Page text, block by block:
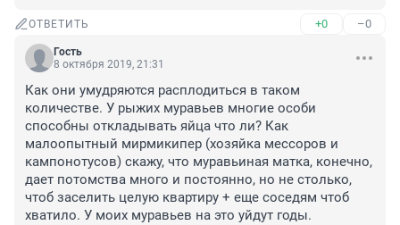
ОТВЕТИТЬ +0 –0
Гость
8 октября 2019, 21:31
Как они умудряются расплодиться в таком
количестве. У рыжих муравьев многие особи
способны откладывать яйца что ли? Как
малоопытный мирмикипер (хозяйка мессоров и
кампонотусов) скажу, что муравьиная матка, конечно,
дает потомства много и постоянно, но не столько,
чтоб заселить целую квартиру + еще соседям чтоб
хватило. У моих муравьев на это уйдут годы.